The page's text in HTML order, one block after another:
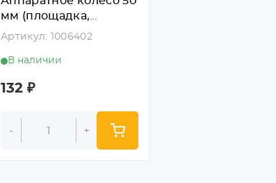
мм (площадка,
поворотн., тормоз,
Артикул: 1006402
В наличии
132 ₽
- +